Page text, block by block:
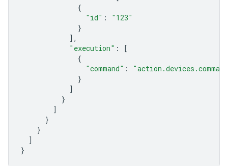
{
"id" :
"123"
}
],
"execution" :
[
{
"command" :
}
]
}
]
}
}
]
}